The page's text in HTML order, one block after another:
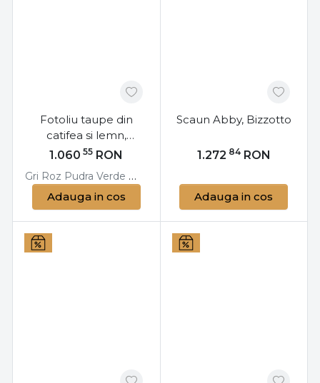
Fotoliu taupe din
catifea si lemn,
Adeline Bizzotto
1.060 55 RON
Gri Roz Pudra Verde taupe
Adauga in cos
Scaun Abby, Bizzotto
1.272 84 RON
Adauga in cos